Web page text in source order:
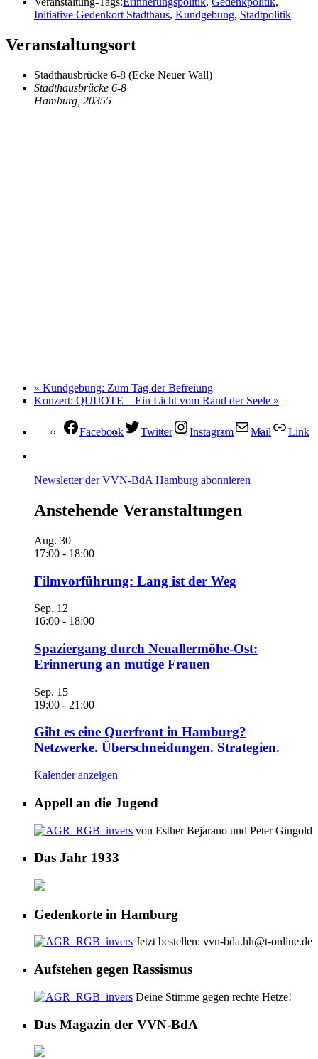
Initiative Gedenkort Stadthaus, Kundgebung, Stadtpolitik
Veranstaltungsort
Stadthausbrücke 6-8 (Ecke Neuer Wall)
Stadthausbrücke 6-8
Hamburg 20355
« Kundgebung: Zum Tag der Befreiung
Konzert: QUIJOTE – Ein Licht vom Rand der Seele »
Facebook Twitter Instagram Mail Link
Newsletter der VVN-BdA Hamburg abonnieren
Anstehende Veranstaltungen
Aug. 30
17:00 - 18:00
Filmvorführung: Lang ist der Weg
Sep. 12
16:00 - 18:00
Spaziergang durch Neuallermöhe-Ost:
Erinnerung an mutige Frauen
Sep. 15
19:00 - 21:00
Gibt es eine Querfront in Hamburg?
Netzwerke. Überschneidungen. Strategien.
Kalender anzeigen
Appell an die Jugend
von Esther Bejarano und Peter Gingold
Das Jahr 1933
Gedenkorte in Hamburg
Jetzt bestellen: vvn-bda.hh@t-online.de
Aufstehen gegen Rassismus
Deine Stimme gegen rechte Hetze!
Das Magazin der VVN-BdA